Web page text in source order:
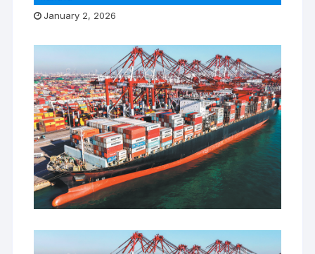
January 2, 2026